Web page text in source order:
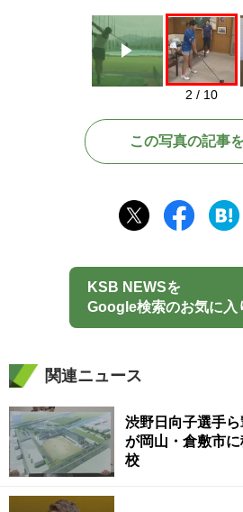
2 / 10
この写真の記事
KSB NEWSを
Google検索のお気に入
関連ニュース
渋野日向子選手ら
が岡山・倉敷市
校